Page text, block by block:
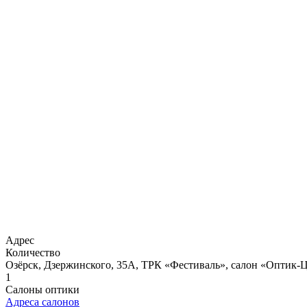
Адрес
Количество
Озёрск, Дзержинского, 35А, ТРК «Фестиваль», салон «Оптик-
1
Салоны оптики
Адреса салонов